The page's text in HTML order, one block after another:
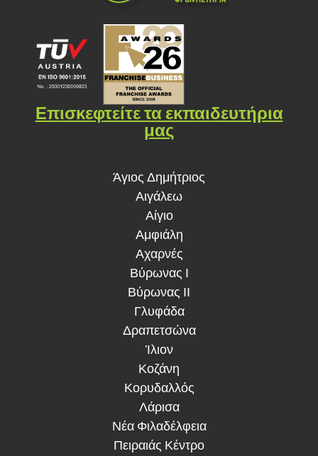
Επισκεφτείτε τα εκπαιδευτήρια
μας
Άγιος Δημήτριος
Αιγάλεω
Αίγιο
Αμφιάλη
Αχαρνές
Βύρωνας Ι
Βύρωνας ΙΙ
Γλυφάδα
Δραπετσώνα
Ίλιον
Κοζάνη
Κορυδαλλός
Λάρισα
Νέα Φιλαδέλφεια
Πειραιάς Κέντρο